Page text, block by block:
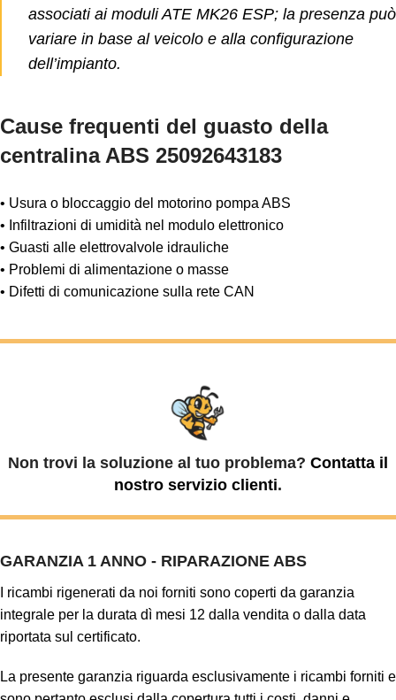
associati ai moduli ATE MK26 ESP; la presenza può
variare in base al veicolo e alla configurazione
dell’impianto.
Cause frequenti del guasto della
centralina ABS 25092643183
• Usura o bloccaggio del motorino pompa ABS
• Infiltrazioni di umidità nel modulo elettronico
• Guasti alle elettrovalvole idrauliche
• Problemi di alimentazione o masse
• Difetti di comunicazione sulla rete CAN
Non trovi la soluzione al tuo problema? Contatta il
nostro servizio clienti.
GARANZIA 1 ANNO - RIPARAZIONE ABS
I ricambi rigenerati da noi forniti sono coperti da garanzia
integrale per la durata dì mesi 12 dalla vendita o dalla data
riportata sul certificato.
La presente garanzia riguarda esclusivamente i ricambi forniti e